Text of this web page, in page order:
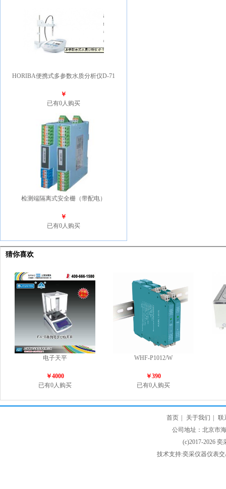
HORIBA便携式多参数水质分析仪D-71
￥
已有0人购买
检测端隔离式安全栅（带配电）
￥
已有0人购买
猜你喜欢
电子天平
￥4000
已有0人购买
WHF-P1012/W
￥390
已有0人购买
首页 关于我们
联
公司地址：北京市
(c)2017-2026
技术支持:奕采仪器仪表